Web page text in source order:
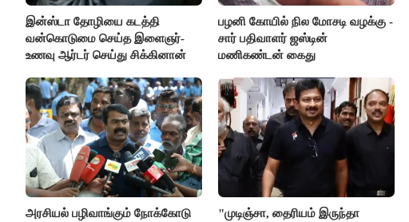
இன்ஸ்டா தோழியை கடத்தி
வன்கொடுமை செய்த இளைஞர்-
உணவு ஆர்டர் செய்து சிக்கினான்
பழனி கோயில் நில மோசடி வழக்கு -
சார் பதிவாளர் ஜஸ்டின்
மணிகண்டன் கைது
அரசியல் பழிவாங்கும் நோக்கோடு "முடிஞ்சா, தைரியம் இருந்தா